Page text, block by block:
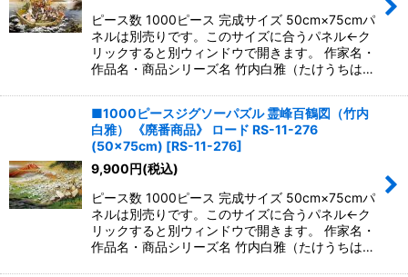
ピース数 1000ピース 完成サイズ 50cm×75cmパ
ネルは別売りです。このサイズに合うパネル←ク
リックすると別ウィンドウで開きます。 作家名・
作品名・商品シリーズ名 竹内白雅（たけうちは…
■1000ピースジグソーパズル 霊峰百鶴図（竹内
白雅） 《廃番商品》 ロード RS-11-276
(50×75cm) [RS-11-276]
9,900円(税込)
ピース数 1000ピース 完成サイズ 50cm×75cmパ
ネルは別売りです。このサイズに合うパネル←ク
リックすると別ウィンドウで開きます。 作家名・
作品名・商品シリーズ名 竹内白雅（たけうちは…